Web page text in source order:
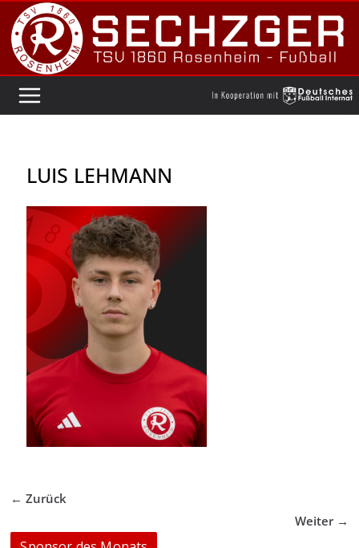
Zum
Inhalt
springen
LUIS LEHMANN
← Zurück
Weiter →